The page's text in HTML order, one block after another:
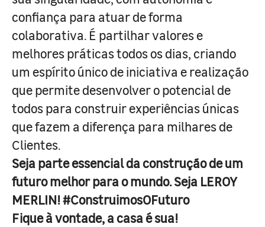
confiança para atuar de forma
colaborativa. É partilhar valores e
melhores práticas todos os dias, criando
um espírito único de iniciativa e realização
que permite desenvolver o potencial de
todos para construir experiências únicas
que fazem a diferença para milhares de
Clientes.
Seja parte essencial da construção de um
futuro melhor para o mundo. Seja LEROY
MERLIN! #ConstruimosOFuturo
Fique à vontade, a casa é sua!